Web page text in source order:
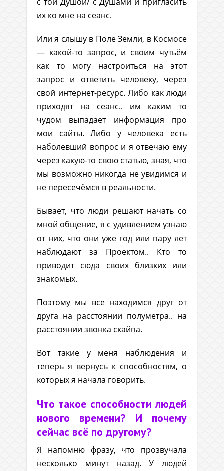
их ко мне на сеанс.
Или я слышу в Поле Земли, в Космосе
— какой-то запрос, и своим чутьём
как то могу настроиться на этот
запрос и ответить человеку, через
свой интернет-ресурс. Либо как люди
приходят на сеанс.. им каким то
чудом выпадает информация про
мои сайты. Либо у человека есть
наболевший вопрос и я отвечаю ему
через какую-то свою статью, зная, что
мы возможно никогда не увидимся и
не пересечёмся в реальности.
Бывает, что люди решают начать со
мной общение, я с удивлением узнаю
от них, что они уже год или пару лет
наблюдают за Проектом.. Кто то
приводит сюда своих близких или
знакомых.
Поэтому мы все находимся друг от
друга на расстоянии полуметра.. на
расстоянии звонка скайпа.
Вот такие у меня наблюдения и
теперь я вернусь к способностям, о
которых я начала говорить.
Что такое способности людей
нового времени? И почему
сейчас всё по другому?
Я напомню фразу, что прозвучала
несколько минут назад. У людей